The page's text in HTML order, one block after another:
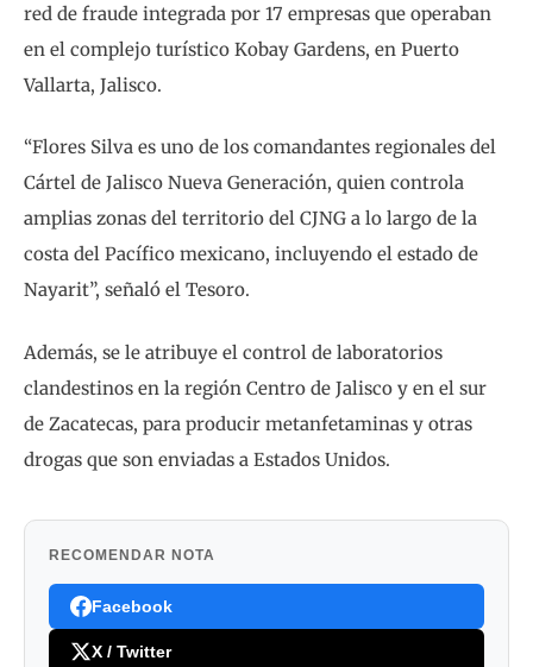
red de fraude integrada por 17 empresas que operaban
en el complejo turístico Kobay Gardens, en Puerto
Vallarta, Jalisco.
“Flores Silva es uno de los comandantes regionales del
Cártel de Jalisco Nueva Generación, quien controla
amplias zonas del territorio del CJNG a lo largo de la
costa del Pacífico mexicano, incluyendo el estado de
Nayarit”, señaló el Tesoro.
Además, se le atribuye el control de laboratorios
clandestinos en la región Centro de Jalisco y en el sur
de Zacatecas, para producir metanfetaminas y otras
drogas que son enviadas a Estados Unidos.
RECOMENDAR NOTA
Facebook
X / Twitter